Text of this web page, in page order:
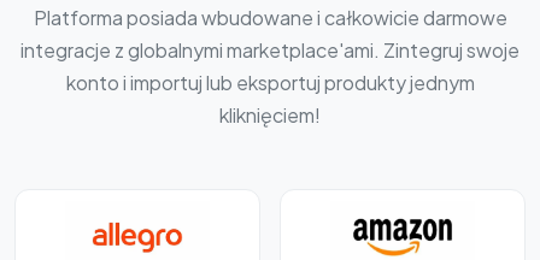
Platforma posiada wbudowane i całkowicie darmowe
integracje z globalnymi marketplace'ami. Zintegruj swoje
konto i importuj lub eksportuj produkty jednym
kliknięciem!